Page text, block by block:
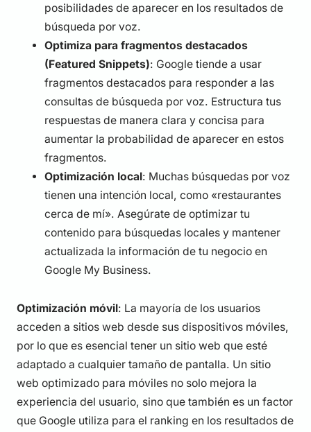
posibilidades de aparecer en los resultados de
búsqueda por voz.
Optimiza para fragmentos destacados
(Featured Snippets): Google tiende a usar
fragmentos destacados para responder a las
consultas de búsqueda por voz. Estructura tus
respuestas de manera clara y concisa para
aumentar la probabilidad de aparecer en estos
fragmentos.
Optimización local: Muchas búsquedas por voz
tienen una intención local, como «restaurantes
cerca de mí». Asegúrate de optimizar tu
contenido para búsquedas locales y mantener
actualizada la información de tu negocio en
Google My Business.
Optimización móvil: La mayoría de los usuarios
acceden a sitios web desde sus dispositivos móviles,
por lo que es esencial tener un sitio web que esté
adaptado a cualquier tamaño de pantalla. Un sitio
web optimizado para móviles no solo mejora la
experiencia del usuario, sino que también es un factor
que Google utiliza para el ranking en los resultados de